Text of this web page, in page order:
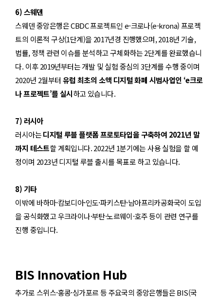
6) 스웨덴
스웨덴 중앙은행은 CBDC 프로젝트인 e-크로나(e-krona) 프로젝
트의 이론적 구상(1단계)을 2017년경 진행했으며, 2018년 기술,
법률, 정책 관련 이슈를 분석하고 구체화하는 2단계를 완료했습니
다. 이후 2019년부터는 개발 및 실험 중심의 3단계를 수행 중이며
2020년 2월부터 유럽 최초의 소액 디지털 화폐 시범사업인 ‘e크로
나 프로젝트’를 실시하고 있습니다.
7) 러시아
러시아는디지털 루블 플랫폼 프로토타입을 구축하여 2021년 말
까지 테스트할 계획입니다. 2022년 1분기에는 사용 실험을 할 예
정이며 2023년 디지털 루블 출시를 목표로 하고 있습니다.
8) 기타
이밖에 바하마·캄보디아·인도·파키스탄·남아프리카공화국이 도입
을 공식화했고 우크라이나·부탄·노르웨이·호주 등이 관련 연구를
진행 중입니다.
BIS Innovation Hub
추가로 스위스·홍콩·싱가포르 등 주요국의 중앙은행들은 BIS(국